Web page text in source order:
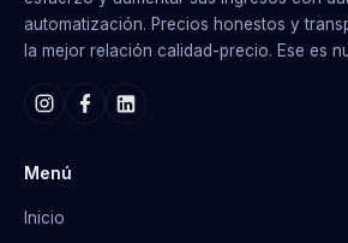
automatización. Precios honestos y
la mejor relación calidad-precio. Ese es
Menú
Inicio